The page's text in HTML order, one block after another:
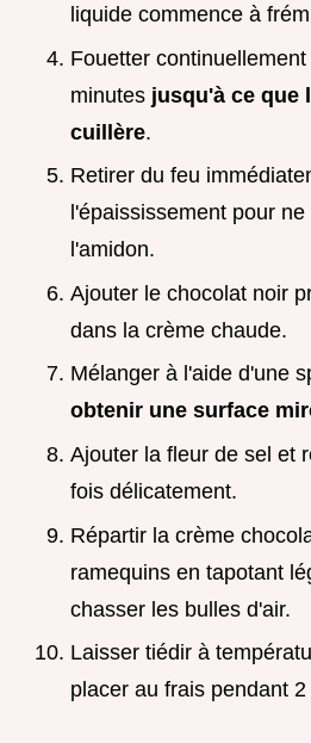
liquide commence à
Fouetter
minutes jusqu'à ce que
cuillère.
Retirer du feu
l'épaississement pour
l'amidon.
Ajouter le chocolat noir
dans la crème chaude.
Mélanger à l'aide d'une
obtenir une surface
Ajouter la fleur de sel et
fois délicatement.
Répartir la crème
ramequins en tapotant
chasser les bulles d'air.
Laisser tiédir à
placer au frais pendant